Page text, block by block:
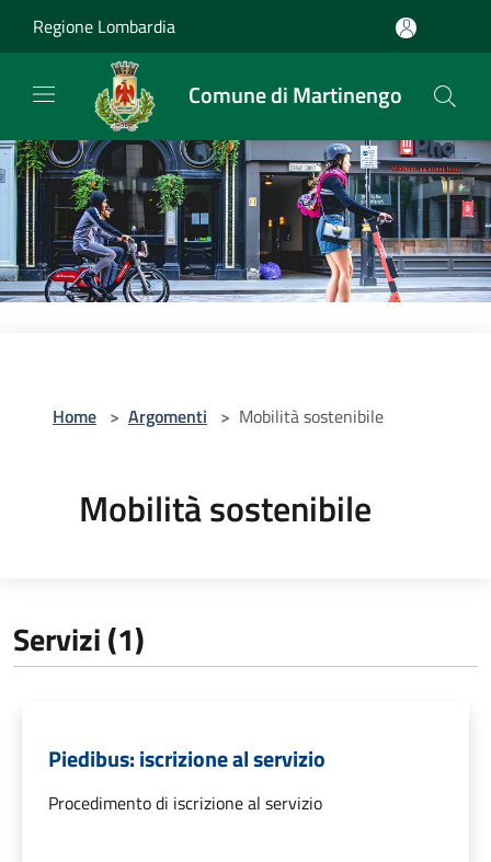
Regione Lombardia
Comune di Martinengo
Home > Argomenti > Mobilità sostenibile
Mobilità sostenibile
Servizi (1)
Piedibus: iscrizione al servizio
Procedimento di iscrizione al servizio